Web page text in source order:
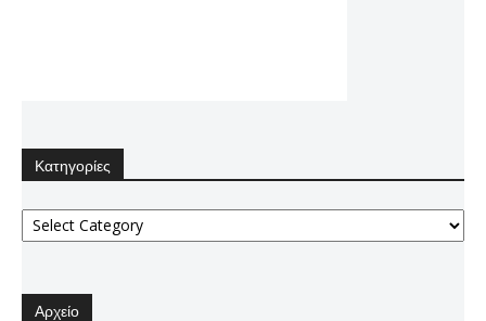
Κατηγορίες
Κατηγορίες
Αρχείο